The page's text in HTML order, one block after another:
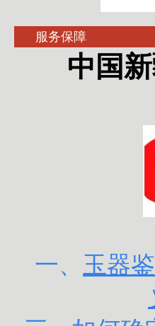
服务保障
中国新
一、 玉器